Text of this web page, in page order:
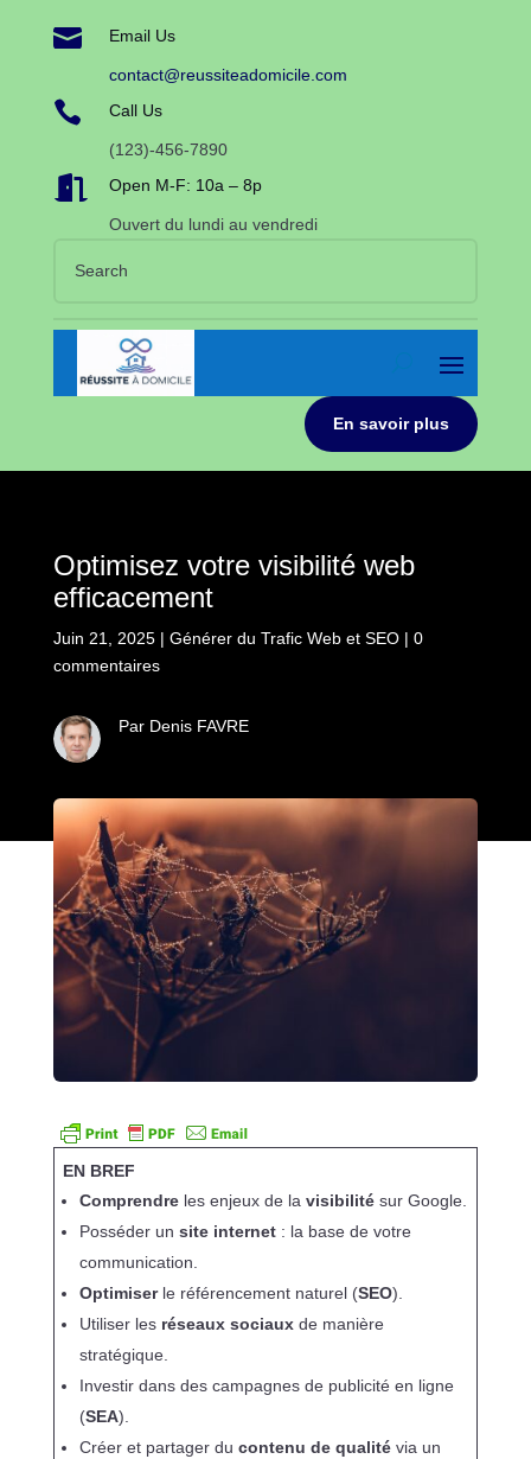
 Email Us
contact@reussiteadomicile.com
 Call Us
(123)-456-7890
 Open M-F: 10a – 8p
Ouvert du lundi au vendredi
En savoir plus
Optimisez votre visibilité web
efficacement
Juin 21, 2025| Générer du Trafic Web et SEO| 0
commentaires
Par Denis FAVRE
EN BREF
Comprendreles enjeux de la visibilitésur Google.
Posséder un site internet: la base de votre
communication.
Optimiserle référencement naturel (SEO).
Utiliser les réseaux sociauxde manière
stratégique.
Investir dans des campagnes de publicité en ligne
(SEA).
Créer et partager du contenu de qualitévia un